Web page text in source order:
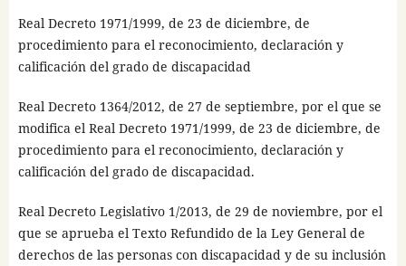
Real Decreto 1971/1999, de 23 de diciembre, de
procedimiento para el reconocimiento, declaración y
calificación del grado de discapacidad
Real Decreto 1364/2012, de 27 de septiembre, por el que se
modifica el Real Decreto 1971/1999, de 23 de diciembre, de
procedimiento para el reconocimiento, declaración y
calificación del grado de discapacidad.
Real Decreto Legislativo 1/2013, de 29 de noviembre, por el
que se aprueba el Texto Refundido de la Ley General de
derechos de las personas con discapacidad y de su inclusión